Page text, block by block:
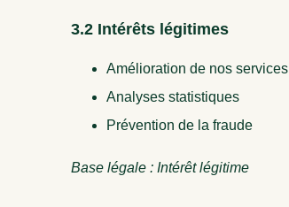
3.2 Intérêts légitimes
Amélioration de nos services
Analyses statistiques
Prévention de la fraude
Base légale : Intérêt légitime